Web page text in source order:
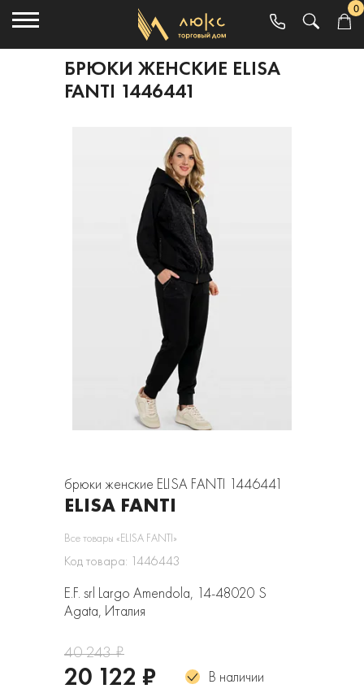
0
БРЮКИ ЖЕНСКИЕ ELISA
FANTI 1446441
брюки женские ELISA FANTI 1446441
ELISA FANTI
Все товары «ELISA FANTI»
Код товара: 1446443
E.F. srl Largo Amendola, 14-48020 S
Agata, Италия
40 243 ₽
20 122 ₽ В наличии